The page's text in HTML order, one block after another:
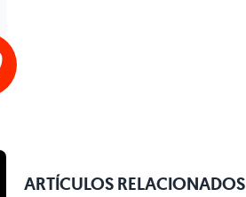
ARTÍCULOS RELACIONADOS